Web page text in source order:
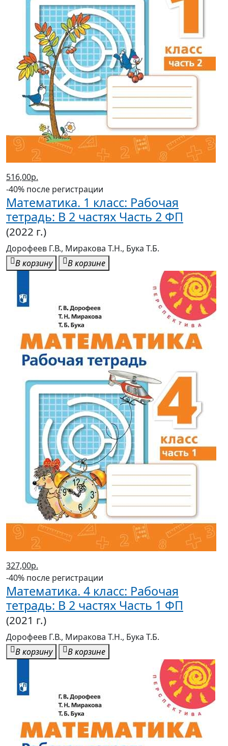
-40% после регистрации
Математика. 1 класс: Рабочая
(2022 г.)
Дорофеев Г.В., Миракова Т.Н., Бука Т.Б.
В корзину
В корзине
-40% после регистрации
Математика. 4 класс: Рабочая
(2021 г.)
Дорофеев Г.В., Миракова Т.Н., Бука Т.Б.
В корзину
В корзине